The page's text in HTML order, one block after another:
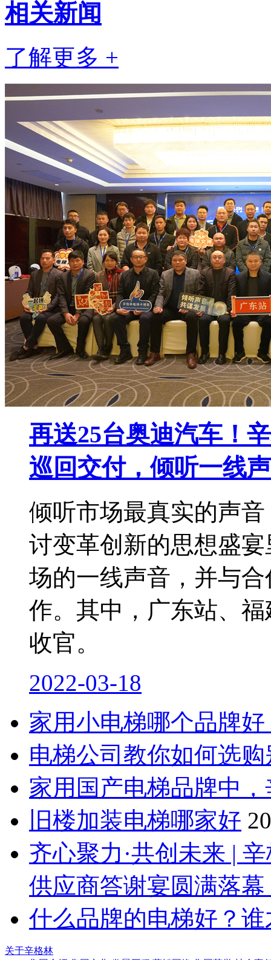
相关新闻
了解更多 +
再送25台奥迪汽车！
巡回交付，倾听一线
倾听市场最真实的声
讨变革创新的思想盛
场的一线声音，并与
作。其中，广东站、
收官。
2022-03-18
家用小电梯哪个品牌
电梯公司教你如何选购
家用国产电梯品牌中
旧楼加装电梯哪家好
齐心聚力·共创未来 |
供应商答谢宴圆满落幕
什么品牌的电梯好？
关于辛格林